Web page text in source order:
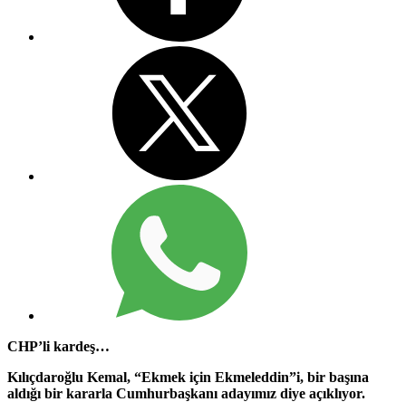
CHP’li kardeş…
Kılıçdaroğlu Kemal, “Ekmek için Ekmeleddin”i, bir başına
aldığı bir kararla Cumhurbaşkanı adayımız diye açıklıyor.